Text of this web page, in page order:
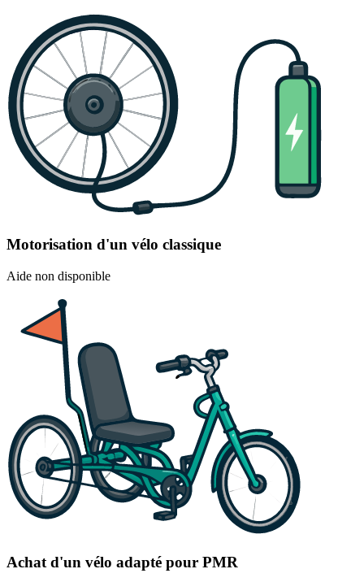
Motorisation d'un vélo classique
Aide non disponible
Achat d'un vélo adapté pour PMR